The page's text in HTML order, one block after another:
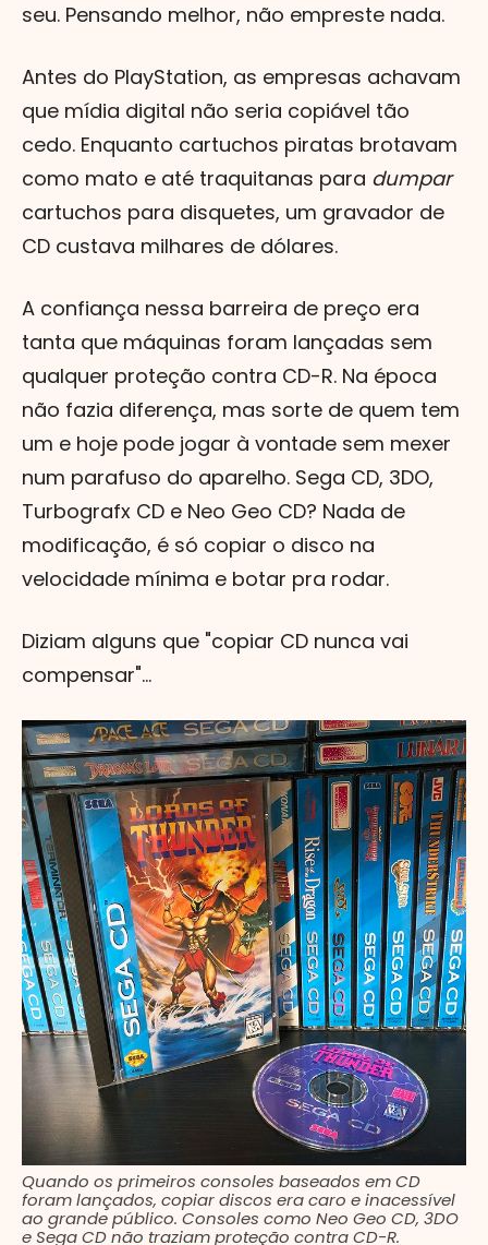
seu. Pensando melhor, não empreste nada.
Antes do PlayStation, as empresas achavam
que mídia digital não seria copiável tão
cedo. Enquanto cartuchos piratas brotavam
como mato e até traquitanas para dumpar
cartuchos para disquetes, um gravador de
CD custava milhares de dólares.
A confiança nessa barreira de preço era
tanta que máquinas foram lançadas sem
qualquer proteção contra CD-R. Na época
não fazia diferença, mas sorte de quem tem
um e hoje pode jogar à vontade sem mexer
num parafuso do aparelho. Sega CD, 3DO,
Turbografx CD e Neo Geo CD? Nada de
modificação, é só copiar o disco na
velocidade mínima e botar pra rodar.
Diziam alguns que "copiar CD nunca vai
compensar"...
Quando os primeiros consoles baseados em CD
foram lançados, copiar discos era caro e inacessível
ao grande público. Consoles como Neo Geo CD, 3DO
e Sega CD não traziam proteção contra CD-R.